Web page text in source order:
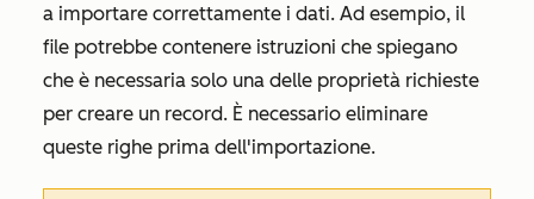
a importare correttamente i dati. Ad esempio, il
file potrebbe contenere istruzioni che spiegano
che è necessaria solo una delle proprietà richieste
per creare un record. È necessario eliminare
queste righe prima dell'importazione.